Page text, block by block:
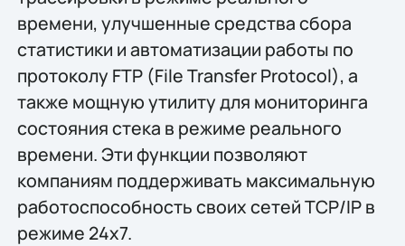
времени, улучшенные средства сбора
статистики и автоматизации работы по
протоколу FTP (File Transfer Protocol), а
также мощную утилиту для мониторинга
состояния стека в режиме реального
времени. Эти функции позволяют
компаниям поддерживать максимальную
работоспособность своих сетей TCP/IP в
режиме 24x7.